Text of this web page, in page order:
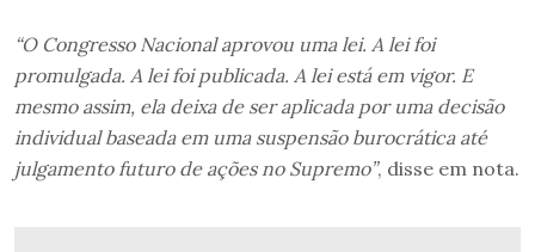
“O Congresso Nacional aprovou uma lei. A lei foi
promulgada. A lei foi publicada. A lei está em vigor. E
mesmo assim, ela deixa de ser aplicada por uma decisão
individual baseada em uma suspensão burocrática até
julgamento futuro de ações no Supremo”, disse em nota.